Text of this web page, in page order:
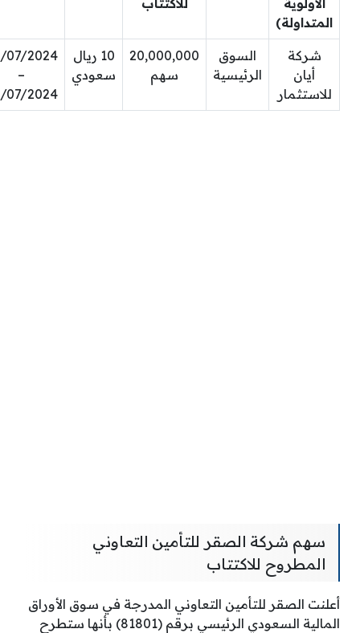
الأولوية
المتداولة)
للاكتتاب
شركة
أيان
للاستثمار
السوق
الرئيسية
20,000,000
سهم
10 ريال
سعودي
07/2024
–
07/2024
سهم شركة الصقر للتأمين التعاوني
المطروح للاكتتاب
أعلنت الصقر للتأمين التعاوني المدرجة في سوق الأوراق
المالية السعودي الرئيسي برقم (81801) بأنها ستطرح